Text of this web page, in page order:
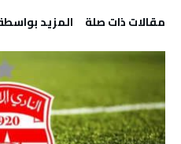
‫مقالات ذات صلة‬ ‫‫المزيد